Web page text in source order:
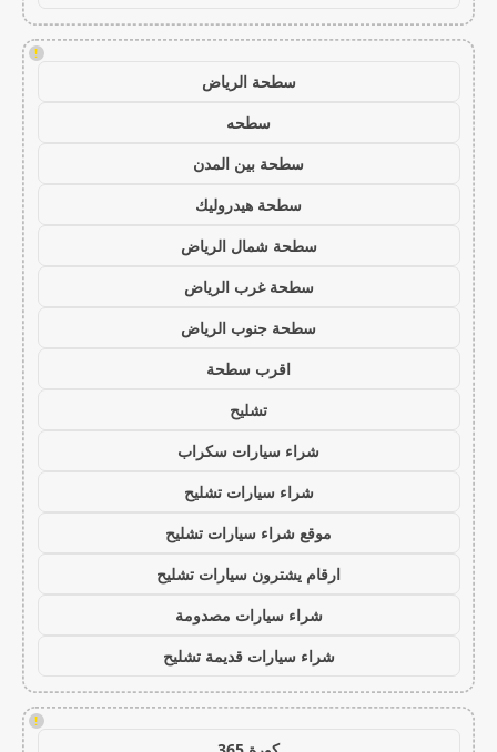
!
سطحة الرياض
سطحه
سطحة بين المدن
سطحة هيدروليك
سطحة شمال الرياض
سطحة غرب الرياض
سطحة جنوب الرياض
اقرب سطحة
تشليح
شراء سيارات سكراب
شراء سيارات تشليح
موقع شراء سيارات تشليح
ارقام يشترون سيارات تشليح
شراء سيارات مصدومة
شراء سيارات قديمة تشليح
!